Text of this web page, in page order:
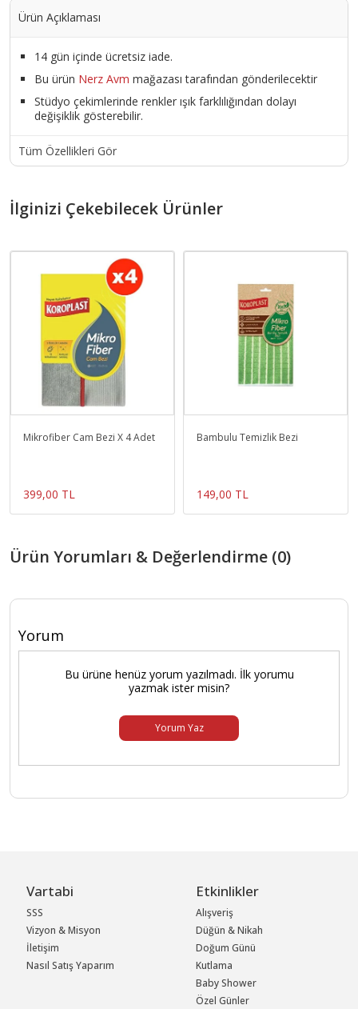
Ürün Açıklaması
14 gün içinde ücretsiz iade.
Bu ürün Nerz Avm mağazası tarafından gönderilecektir
Stüdyo çekimlerinde renkler ışık farklılığından dolayı
değişiklik gösterebilir.
Tüm Özellikleri Gör
İlginizi Çekebilecek Ürünler
Mikrofiber Cam Bezi X 4 Adet
399,00 TL
Bambulu Temizlik Bezi
149,00 TL
Ürün Yorumları & Değerlendirme (0)
Yorum
Bu ürüne henüz yorum yazılmadı. İlk yorumu
yazmak ister misin?
Yorum Yaz
Vartabi
SSS
Vizyon & Misyon
İletişim
Nasıl Satış Yaparım
Etkinlikler
Alışveriş
Düğün & Nikah
Doğum Günü
Kutlama
Baby Shower
Özel Günler